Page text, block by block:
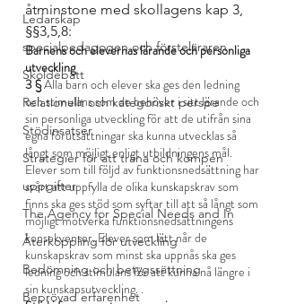
Ledarskap
specialpedagogen och försteläraren
Skoldebatt
Relationellt och kategoriskt perspe
Stödinsatser
Strategier för att träna och kompen
uppgifter
The Agency for Special Needs and In
Återkoppling för utveckling
Bedömning och betygssättning
Beprövad erfarenhet
åtminstone med skollagens kap 3,
§§3,5,8:
Barnens och elevernas lärande och personliga
utveckling
3 § Alla barn och elever ska ges den ledning
och stimulans som de behöver i sitt lärande och
sin personliga utveckling för att de utifrån sina
egna förutsättningar ska kunna utvecklas så
långt som möjligt enligt utbildningens mål.
Elever som till följd av funktionsnedsättning har
svårt att uppfylla de olika kunskapskrav som
finns ska ges stöd som syftar till att så långt som
möjligt motverka funktionsnedsättningens
konsekvenser. Elever som lätt når de
kunskapskrav som minst ska uppnås ska ges
ledning och stimulans för att kunna nå längre i
sin kunskapsutveckling. .